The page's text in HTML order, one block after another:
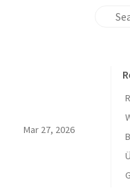
Mar 27, 2026